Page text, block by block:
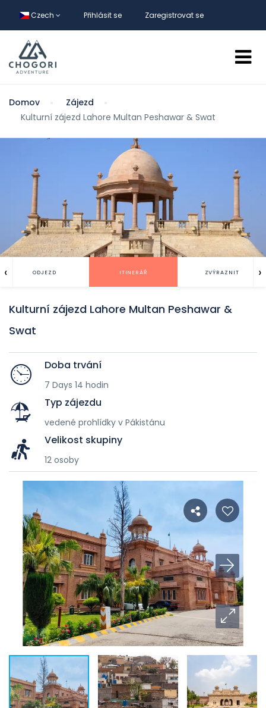
Czech Přihlásit se Zaregistrovat se
Domov
Zájezd
Kulturní zájezd Lahore Multan Peshawar & Swat
ODJEZD ITINERÁŘ ZVÝRAZNIT
‹ ›
Kulturní zájezd Lahore Multan Peshawar &
Swat
Doba trvání
7 Days 14 hodin
Typ zájezdu
vedené prohlídky v Pákistánu
Velikost skupiny
12 osoby